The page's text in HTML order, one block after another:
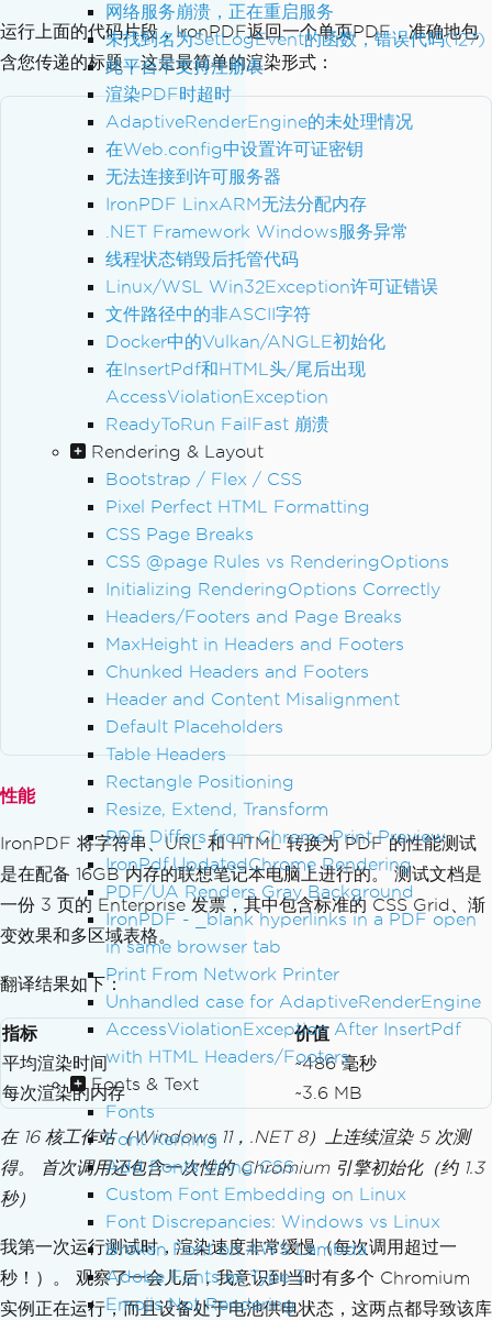
网络服务崩溃，正在重启服务
未找到名为SetLogEvent的函数，错误代码(127)
此平台不支持注册表
渲染PDF时超时
AdaptiveRenderEngine的未处理情况
在Web.config中设置许可证密钥
无法连接到许可服务器
IronPDF LinxARM无法分配内存
.NET Framework Windows服务异常
线程状态销毁后托管代码
Linux/WSL Win32Exception许可证错误
文件路径中的非ASCII字符
Docker中的Vulkan/ANGLE初始化
在InsertPdf和HTML头/尾后出现
AccessViolationException
ReadyToRun FailFast 崩溃
Rendering & Layout
Bootstrap / Flex / CSS
Pixel Perfect HTML Formatting
CSS Page Breaks
CSS @page Rules vs RenderingOptions
Initializing RenderingOptions Correctly
Headers/Footers and Page Breaks
MaxHeight in Headers and Footers
Chunked Headers and Footers
Header and Content Misalignment
Default Placeholders
Table Headers
Rectangle Positioning
Resize, Extend, Transform
PDF Differs from Chrome Print Preview
IronPdf.UpdatedChrome Rendering
PDF/UA Renders Gray Background
IronPDF - _blank hyperlinks in a PDF open
in same browser tab
Print From Network Printer
Unhandled case for AdaptiveRenderEngine
AccessViolationException After InsertPdf
with HTML Headers/Footers
Fonts & Text
Fonts
Font Kerning
Add Fonts Using CSS
Custom Font Embedding on Linux
Font Discrepancies: Windows vs Linux
Broken Font on AWS Lambda
Adobe Fonts as Type 3
Emojis Not Rendering
运行上面的代码片段，IronPDF返回一个单页PDF，准确地包
含您传递的标题，这是最简单的渲染形式：
性能
IronPDF 将字符串、URL 和 HTML 转换为 PDF 的性能测试
是在配备 16GB 内存的联想笔记本电脑上进行的。 测试文档是
一份 3 页的 Enterprise 发票，其中包含标准的 CSS Grid、渐
变效果和多区域表格。
翻译结果如下：
指标
价值
平均渲染时间
~486 毫秒
每次渲染的内存
~3.6 MB
在 16 核工作站（Windows 11，.NET 8）上连续渲染 5 次测
得。 首次调用还包含一次性的 Chromium 引擎初始化（约 1.3
秒）
我第一次运行测试时，渲染速度非常缓慢（每次调用超过一
秒！）。 观察了一会儿后，我意识到当时有多个 Chromium
实例正在运行，而且设备处于电池供电状态，这两点都导致该库